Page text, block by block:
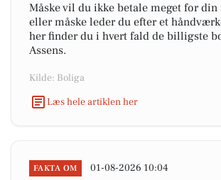
Måske vil du ikke betale meget for
eller måske leder du efter et
her finder du i hvert fald de billigste
Assens.
Kilde: Boliga
Læs hele artiklen her
FAKTA OM 01-08-2026 10:04